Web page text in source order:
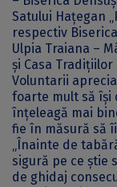
Satului Hațegan
respectiv
Ulpia Traiana –
și Casa
Voluntarii
foarte mult să își
înțeleagă mai
fie în măsură să
„Înainte de
sigură pe ce ştie
de ghidaj